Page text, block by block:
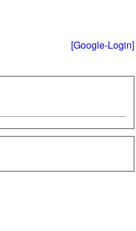
[Google-Login]